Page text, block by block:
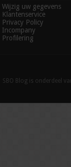
Wijzig uw gegevens
Klantenservice
Privacy Policy
Incompany
Profilering
SBO Blog is onderdeel